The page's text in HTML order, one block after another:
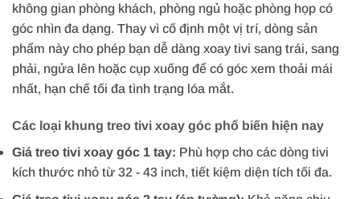
không gian phòng khách, phòng ngủ hoặc phòng họp có
góc nhìn đa dạng. Thay vì cố định một vị trí, dòng sản
phẩm này cho phép bạn dễ dàng xoay tivi sang trái, sang
phải, ngửa lên hoặc cụp xuống để có góc xem thoải mái
nhất, hạn chế tối đa tình trạng lóa mắt.
Các loại khung treo tivi xoay góc phổ biến hiện nay
Giá treo tivi xoay góc 1 tay: Phù hợp cho các dòng tivi
kích thước nhỏ từ 32 - 43 inch, tiết kiệm diện tích tối đa.